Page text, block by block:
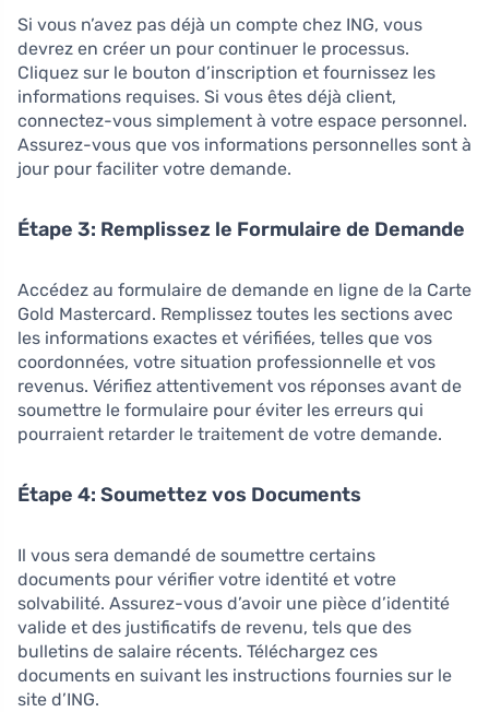
Si vous n’avez pas déjà un compte chez ING, vous
devrez en créer un pour continuer le processus.
Cliquez sur le bouton d’inscription et fournissez les
informations requises. Si vous êtes déjà client,
connectez-vous simplement à votre espace personnel.
Assurez-vous que vos informations personnelles sont à
jour pour faciliter votre demande.
Étape 3: Remplissez le Formulaire de Demande
Accédez au formulaire de demande en ligne de la Carte
Gold Mastercard. Remplissez toutes les sections avec
les informations exactes et vérifiées, telles que vos
coordonnées, votre situation professionnelle et vos
revenus. Vérifiez attentivement vos réponses avant de
soumettre le formulaire pour éviter les erreurs qui
pourraient retarder le traitement de votre demande.
Étape 4: Soumettez vos Documents
Il vous sera demandé de soumettre certains
documents pour vérifier votre identité et votre
solvabilité. Assurez-vous d’avoir une pièce d’identité
valide et des justificatifs de revenu, tels que des
bulletins de salaire récents. Téléchargez ces
documents en suivant les instructions fournies sur le
site d’ING.